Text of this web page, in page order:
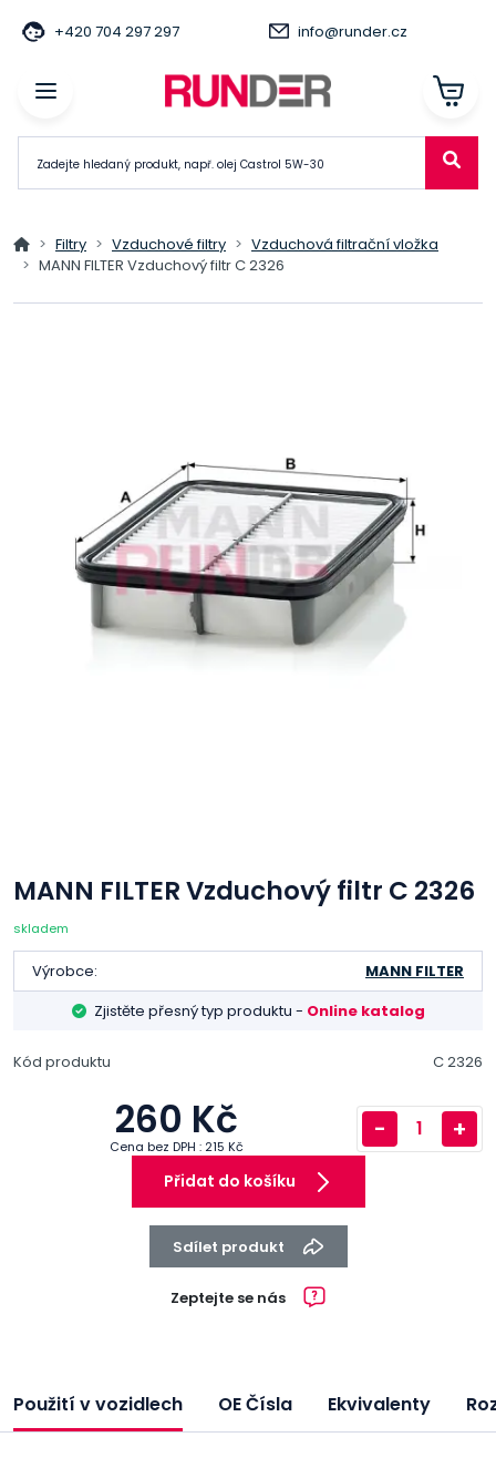
+420 704 297 297 info@runder.cz
Filtry Vzduchové filtry
Vzduchová filtrační vložka
MANN FILTER Vzduchový filtr C 2326
MANN FILTER Vzduchový filtr C 2326
skladem
Výrobce:
MANN FILTER
Zjistěte přesný typ produktu - Online katalog
Kód produktu C 2326
260 Kč
Cena bez DPH : 215 Kč
- +
Přidat do košíku
Zeptejte se nás
Sdílet produkt
Použití v vozidlech OE Čísla Ekvivalenty